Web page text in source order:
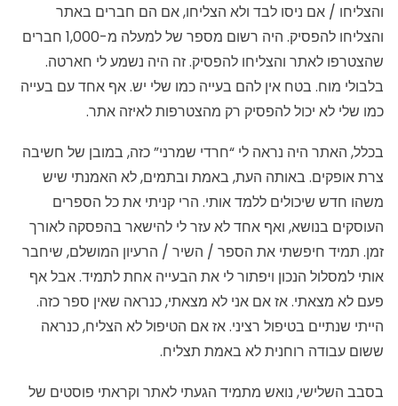
והצליחו / אם ניסו לבד ולא הצליחו, אם הם חברים באתר
והצליחו להפסיק. היה רשום מספר של למעלה מ-1,000 חברים
שהצטרפו לאתר והצליחו להפסיק. זה היה נשמע לי חארטה.
בלבולי מוח. בטח אין להם בעייה כמו שלי יש. אף אחד עם בעייה
כמו שלי לא יכול להפסיק רק מהצטרפות לאיזה אתר.
בכלל, האתר היה נראה לי “חרדי שמרני” כזה, במובן של חשיבה
צרת אופקים. באותה העת, באמת ובתמים, לא האמנתי שיש
משהו חדש שיכולים ללמד אותי. הרי קניתי את כל הספרים
העוסקים בנושא, ואף אחד לא עזר לי להישאר בהפסקה לאורך
זמן. תמיד חיפשתי את הספר / השיר / הרעיון המושלם, שיחבר
אותי למסלול הנכון ויפתור לי את הבעייה אחת לתמיד. אבל אף
פעם לא מצאתי. אז אם אני לא מצאתי, כנראה שאין ספר כזה.
הייתי שנתיים בטיפול רציני. אז אם הטיפול לא הצליח, כנראה
ששום עבודה רוחנית לא באמת תצליח.
בסבב השלישי, נואש מתמיד הגעתי לאתר וקראתי פוסטים של